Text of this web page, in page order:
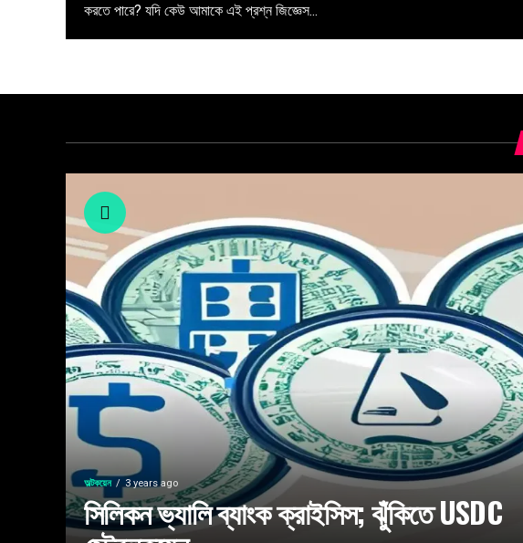
করতে পারে? যদি কেউ আমাকে এই প্রশ্ন জিজ্ঞেস...
অল্টকয়েন 3 years ago
সিলিকন ভ্যালি ব্যাংক ক্রাইসিস; ঝুঁকিতে USDC